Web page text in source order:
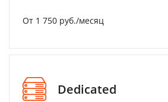
От 1 750 руб./месяц
Dedicated